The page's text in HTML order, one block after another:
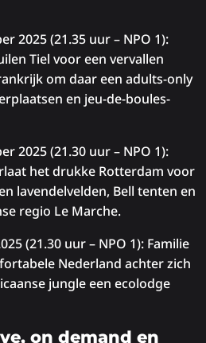
2025 (21.35 uur – NPO 1):
Tiel voor een vervallen
om daar een adults-only
en jeu-de-boules-
2025 (21.30 uur – NPO 1):
het drukke Rotterdam voor
lavendelvelden, Bell tenten en
regio Le Marche.
(21.30 uur – NPO 1): Familie
Nederland achter zich
jungle een ecolodge
on demand en